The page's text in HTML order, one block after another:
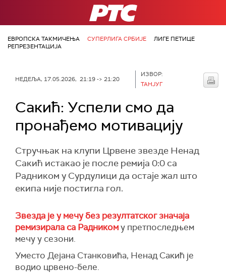
РТС
ЕВРОПСКА ТАКМИЧЕЊА СУПЕРЛИГА СРБИЈЕ
ЛИГЕ ПЕТИЦЕ
РЕПРЕЗЕНТАЦИЈА
НЕДЕЉА, 17.05.2026, 21:19 -> 21:20
ИЗВОР:
ТАНЈУГ
Сакић: Успели смо да
пронађемо мотивацију
Стручњак на клупи Црвене звезде Ненад
Сакић истакао је после ремија 0:0 са
Радником у Сурдулици да остаје жал што
екипа није постигла гол.
Звезда је у мечу без резултатског значаја
ремизирала са Радникому претпоследњем
мечу у сезони.
Уместо Дејана Станковића, Ненад Сакић је
водио црвено-беле.